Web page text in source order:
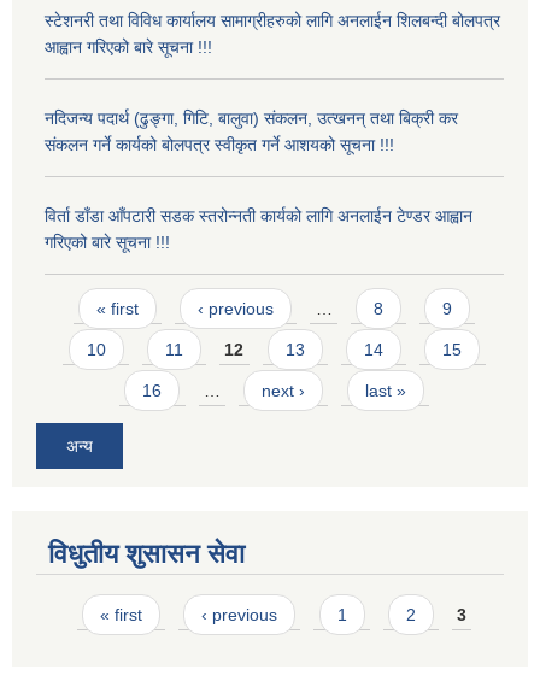
स्टेशनरी तथा विविध कार्यालय सामाग्रीहरुको लागि अनलाईन शिलबन्दी बोलपत्र
आह्वान गरिएको बारे सूचना !!!
नदिजन्य पदार्थ (ढुङ्गा, गिटि, बालुवा) संकलन, उत्खनन् तथा बिक्री कर
संकलन गर्ने कार्यको बोलपत्र स्वीकृत गर्ने आशयको सूचना !!!
विर्ता डाँडा आँपटारी सडक स्तरोन्नती कार्यको लागि अनलाईन टेण्डर आह्वान
गरिएको बारे सूचना !!!
Pages
« first ‹ previous 8 9
10 11 12 13 14 15
16 next › last »
अन्य
विधुतीय शुसासन सेवा
Pages
« first ‹ previous 1 2 3